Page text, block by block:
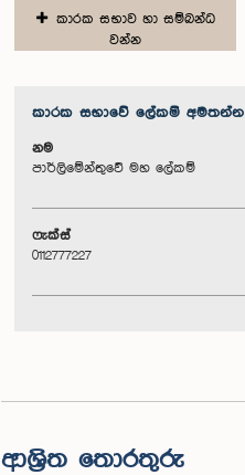
කාරක සභාව හා සම්බන්ධ
වන්න
කාරක සභා‌වේ ලේකම් අමතන්න
නම
පාර්ලිමේන්තුවේ මහ ලේකම්
ෆැක්ස්
0112777227
ආශ්‍රිත තොරතුරු